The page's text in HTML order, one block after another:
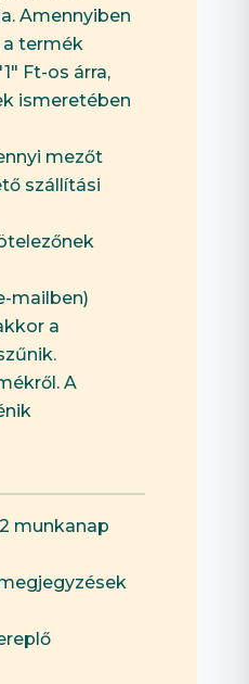
Amennyiben
a termék
Ft-os árra,
ismeretében
mezőt
szállítási
mailben)
a
A
munkanap